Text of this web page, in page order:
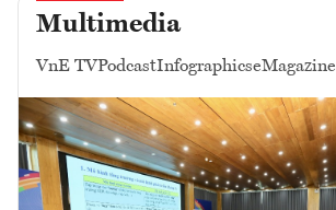
Multimedia
VnE TVPodcastInfographicseMagazine